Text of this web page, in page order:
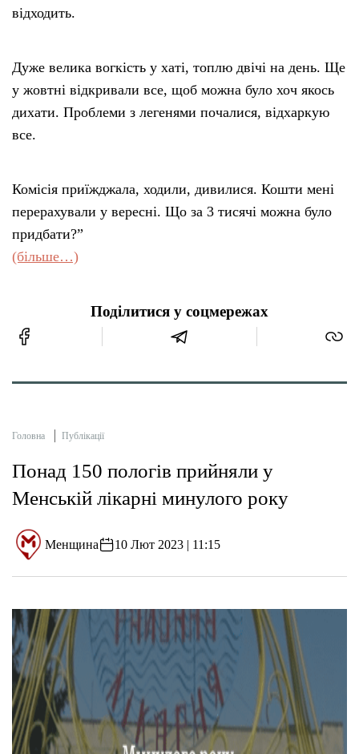
відходить.
Дуже велика вогкість у хаті, топлю двічі на день. Ще
у жовтні відкривали все, щоб можна було хоч якось
дихати. Проблеми з легенями почалися, відхаркую
все.
Комісія приїжджала, ходили, дивилися. Кошти мені
перерахували у вересні. Що за 3 тисячі можна було
придбати?”
(більше…)
Поділитися у соцмережах
Головна Публікації
Понад 150 пологів прийняли у
Менській лікарні минулого року
Менщина 10 Лют 2023 | 11:15